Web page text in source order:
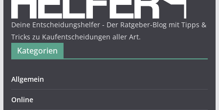
Deine Entscheidungshelfer - Der Ratgeber-Blog mit Tipps &
Tricks zu Kaufentscheidungen aller Art.
Kategorien
Allgemein
Online